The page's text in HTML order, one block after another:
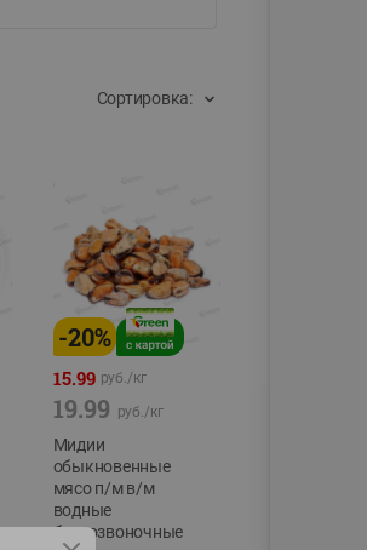
Сортировка:
-20%
15.99 руб./кг
19.99 руб./кг
Мидии
обыкновенные
мясо п/м в/м
водные
беспозвоночные